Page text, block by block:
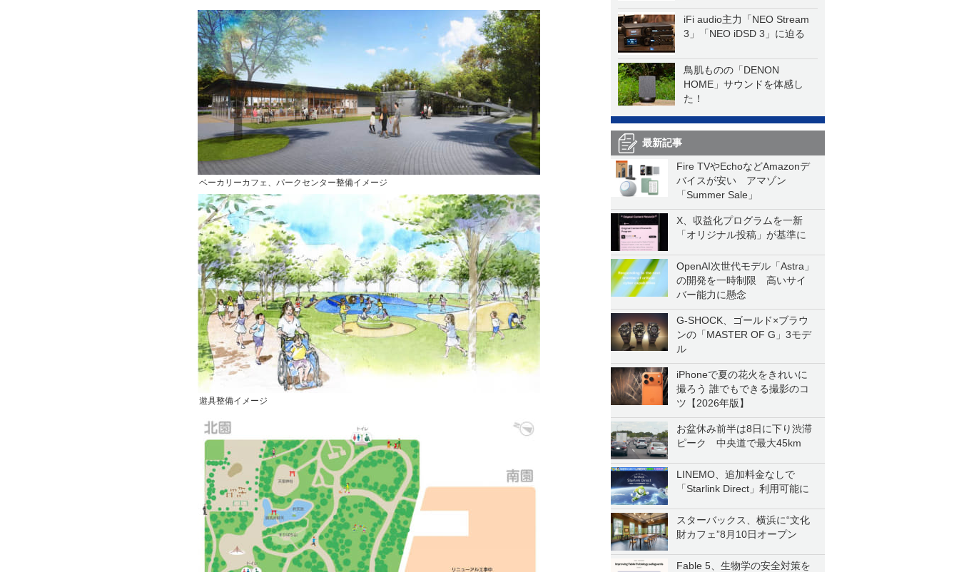
iFi audio主力「NEO Stream
3」「NEO iDSD 3」に迫る
鳥肌ものの「DENON
HOME」サウンドを体感し
た！
最新記事
Fire TVやEchoなどAmazonデ
バイスが安い アマゾン
「Summer Sale」
X、収益化プログラムを一新
「オリジナル投稿」が基準に
OpenAI次世代モデル「Astra」
の開発を一時制限 高いサイ
バー能力に懸念
G-SHOCK、ゴールド×ブラウ
ンの「MASTER OF G」3モデ
ル
iPhoneで夏の花火をきれいに
撮ろう 誰でもできる撮影のコ
ツ【2026年版】
お盆休み前半は8日に下り渋滞
ピーク 中央道で最大45km
LINEMO、追加料金なしで
「Starlink Direct」利用可能に
スターバックス、横浜に“文化
財カフェ”8月10日オープン
Fable 5、生物学の安全対策を
ベーカリーカフェ、パークセンター整備イメージ
遊具整備イメージ